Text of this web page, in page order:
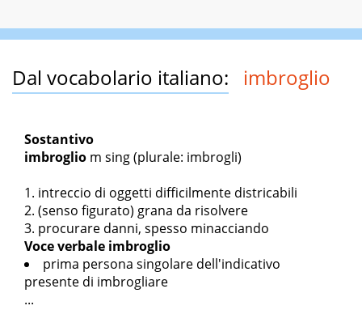
Dal vocabolario italiano: imbroglio
Sostantivo
imbroglio m sing(plurale: imbrogli)
intreccio di oggetti difficilmente districabili
(senso figurato) grana da risolvere
procurare danni, spesso minacciando
Voce verbale imbroglio
prima persona singolare dell'indicativo
presente di imbrogliare
...